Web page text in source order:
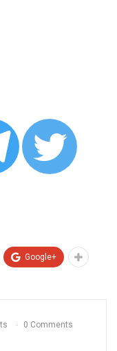
Google+
0 Comments